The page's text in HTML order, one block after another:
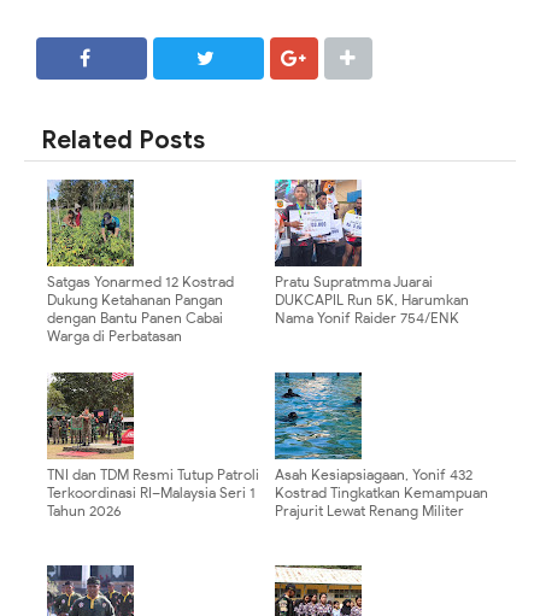
Related Posts
Satgas Yonarmed 12 Kostrad
Dukung Ketahanan Pangan
dengan Bantu Panen Cabai
Warga di Perbatasan
Pratu Supratmma Juarai
DUKCAPIL Run 5K, Harumkan
Nama Yonif Raider 754/ENK
TNI dan TDM Resmi Tutup Patroli
Terkoordinasi RI–Malaysia Seri 1
Tahun 2026
Asah Kesiapsiagaan, Yonif 432
Kostrad Tingkatkan Kemampuan
Prajurit Lewat Renang Militer